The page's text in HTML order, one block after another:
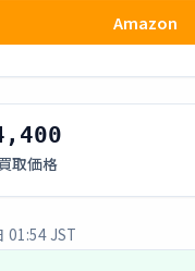
Amazon
取価格
01:54 JST